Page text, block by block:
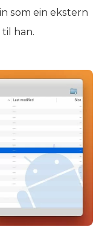
som ein ekstern
han.